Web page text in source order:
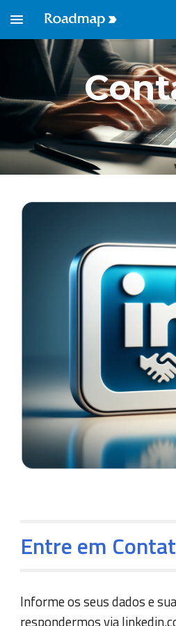
Skip to main content
Entre em
Informe os seus dados e
respondermos via